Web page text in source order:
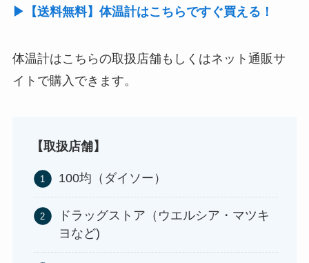
ストレッチポールはどこで買える？取扱店は100均
やニトリ？
▶【送料無料】体温計はこちらですぐ買える！
体温計はこちらの取扱店舗もしくはネット通販サ
イトで購入できます。
【取扱店舗】
100均（ダイソー）
ドラッグストア（ウエルシア・マツキ
ヨなど)